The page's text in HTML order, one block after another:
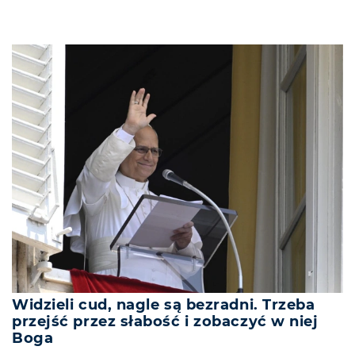
Widzieli cud, nagle są bezradni. Trzeba
przejść przez słabość i zobaczyć w niej
Boga